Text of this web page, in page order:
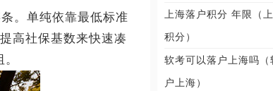
。单纯依靠最低标准
高社保基数来快速凑
上海落户积分 年限（
积分）
软考可以落户上海吗（
户上海）